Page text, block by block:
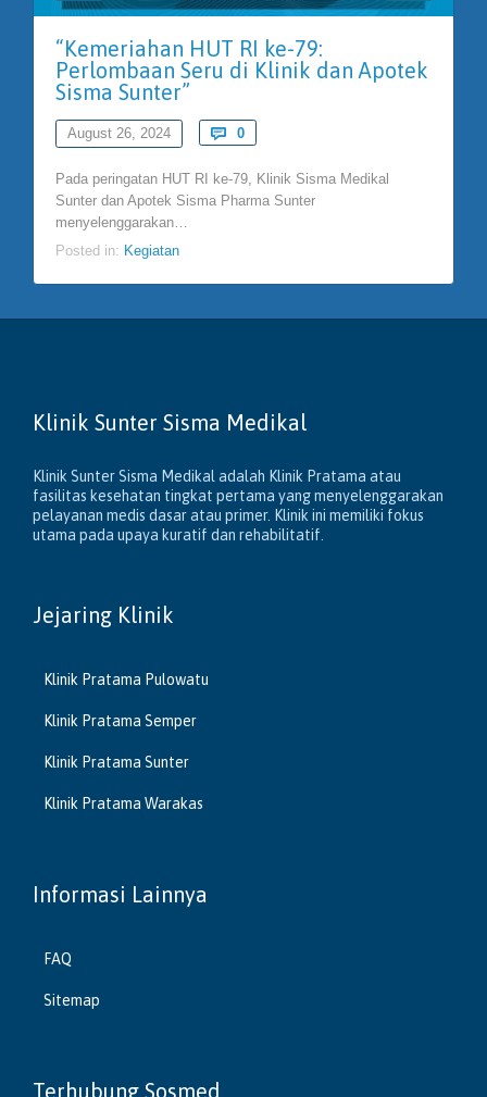
“Kemeriahan HUT RI ke-79:
Perlombaan Seru di Klinik dan Apotek
Sisma Sunter”
August 26, 2024  0Comments
Pada peringatan HUT RI ke-79, Klinik Sisma Medikal
Sunter dan Apotek Sisma Pharma Sunter
menyelenggarakan…
Posted in: Kegiatan
Klinik Sunter Sisma Medikal
Klinik Sunter Sisma Medikal adalah Klinik Pratama atau
fasilitas kesehatan tingkat pertama yang menyelenggarakan
pelayanan medis dasar atau primer. Klinik ini memiliki fokus
utama pada upaya kuratif dan rehabilitatif.
Jejaring Klinik
Klinik Pratama Pulowatu
Klinik Pratama Semper
Klinik Pratama Sunter
Klinik Pratama Warakas
Informasi Lainnya
FAQ
Sitemap
Terhubung Sosmed